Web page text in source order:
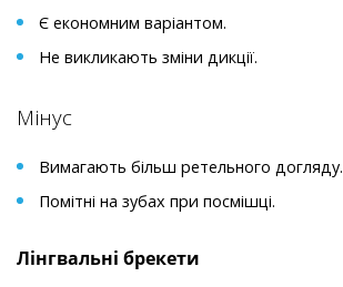
Є економним варіантом.
Не викликають зміни дикції.
Мінус
Вимагають більш ретельного догляду.
Помітні на зубах при посмішці.
Лінгвальні брекети